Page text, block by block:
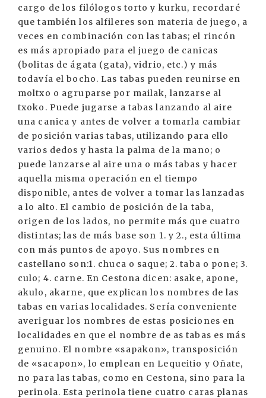
cargo de los filólogos torto y kurku, recordaré
que también los alfileres son materia de juego, a
veces en combinación con las tabas; el rincón
es más apropiado para el juego de canicas
(bolitas de ágata (gata), vidrio, etc.) y más
todavía el bocho. Las tabas pueden reunirse en
moltxo o agruparse por mailak, lanzarse al
txoko. Puede jugarse a tabas lanzando al aire
una canica y antes de volver a tomarla cambiar
de posición varias tabas, utilizando para ello
varios dedos y hasta la palma de la mano; o
puede lanzarse al aire una o más tabas y hacer
aquella misma operación en el tiempo
disponible, antes de volver a tomar las lanzadas
a lo alto. El cambio de posición de la taba,
origen de los lados, no permite más que cuatro
distintas; las de más base son 1. y 2., esta última
con más puntos de apoyo. Sus nombres en
castellano son:1. chuca o saque; 2. taba o pone; 3.
culo; 4. carne. En Cestona dicen: asake, apone,
akulo, akarne, que explican los nombres de las
tabas en varias localidades. Sería conveniente
averiguar los nombres de estas posiciones en
localidades en que el nombre de as tabas es más
genuino. El nombre «sapakon», transposición
de «sacapon», lo emplean en Lequeitio y Oñate,
no para las tabas, como en Cestona, sino para la
perinola. Esta perinola tiene cuatro caras planas